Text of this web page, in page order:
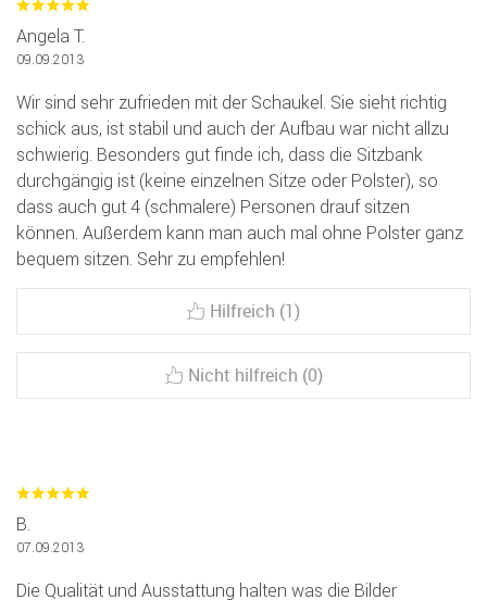
Angela T.
09.09.2013
Wir sind sehr zufrieden mit der Schaukel. Sie sieht richtig
schick aus, ist stabil und auch der Aufbau war nicht allzu
schwierig. Besonders gut finde ich, dass die Sitzbank
durchgängig ist (keine einzelnen Sitze oder Polster), so
dass auch gut 4 (schmalere) Personen drauf sitzen
können. Außerdem kann man auch mal ohne Polster ganz
bequem sitzen. Sehr zu empfehlen!
Hilfreich (1)
Nicht hilfreich (0)
B.
07.09.2013
Die Qualität und Ausstattung halten was die Bilder